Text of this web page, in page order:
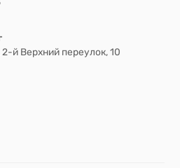
й Верхний переулок, 10